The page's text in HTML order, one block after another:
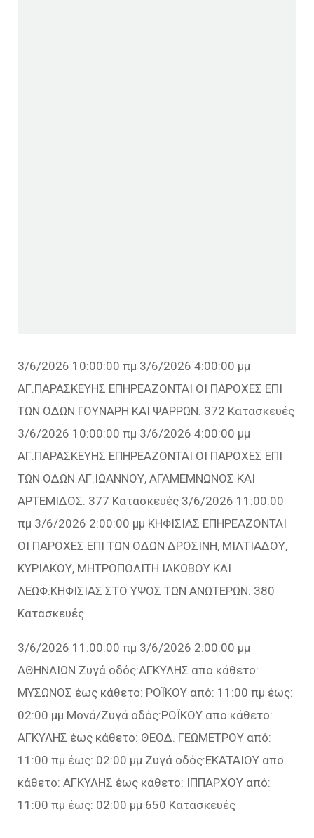
3/6/2026 10:00:00 πμ 3/6/2026 4:00:00 μμ
ΑΓ.ΠΑΡΑΣΚΕΥΗΣ ΕΠΗΡΕΑΖΟΝΤΑΙ ΟΙ ΠΑΡΟΧΕΣ ΕΠΙ
ΤΩΝ ΟΔΩΝ ΓΟΥΝΑΡΗ ΚΑΙ ΨΑΡΡΩΝ. 372 Κατασκευές
3/6/2026 10:00:00 πμ 3/6/2026 4:00:00 μμ
ΑΓ.ΠΑΡΑΣΚΕΥΗΣ ΕΠΗΡΕΑΖΟΝΤΑΙ ΟΙ ΠΑΡΟΧΕΣ ΕΠΙ
ΤΩΝ ΟΔΩΝ ΑΓ.ΙΩΑΝΝΟΥ, ΑΓΑΜΕΜΝΩΝΟΣ ΚΑΙ
ΑΡΤΕΜΙΔΟΣ. 377 Κατασκευές 3/6/2026 11:00:00
πμ 3/6/2026 2:00:00 μμ ΚΗΦΙΣΙΑΣ ΕΠΗΡΕΑΖΟΝΤΑΙ
ΟΙ ΠΑΡΟΧΕΣ ΕΠΙ ΤΩΝ ΟΔΩΝ ΔΡΟΣΙΝΗ, ΜΙΛΤΙΑΔΟΥ,
ΚΥΡΙΑΚΟΥ, ΜΗΤΡΟΠΟΛΙΤΗ ΙΑΚΩΒΟΥ ΚΑΙ
ΛΕΩΦ.ΚΗΦΙΣΙΑΣ ΣΤΟ ΥΨΟΣ ΤΩΝ ΑΝΩΤΕΡΩΝ. 380
Κατασκευές
3/6/2026 11:00:00 πμ 3/6/2026 2:00:00 μμ
ΑΘΗΝΑΙΩΝ Ζυγά οδός:ΑΓΚΥΛΗΣ απο κάθετο:
ΜΥΣΩΝΟΣ έως κάθετο: ΡΟΪΚΟΥ από: 11:00 πμ έως:
02:00 μμ Μονά/Ζυγά οδός:ΡΟΪΚΟΥ απο κάθετο:
ΑΓΚΥΛΗΣ έως κάθετο: ΘΕΟΔ. ΓΕΩΜΕΤΡΟΥ από:
11:00 πμ έως: 02:00 μμ Ζυγά οδός:ΕΚΑΤΑΙΟΥ απο
κάθετο: ΑΓΚΥΛΗΣ έως κάθετο: ΙΠΠΑΡΧΟΥ από:
11:00 πμ έως: 02:00 μμ 650 Κατασκευές